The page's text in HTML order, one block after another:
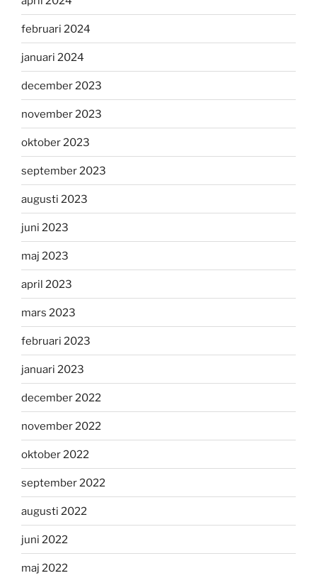
februari 2024
januari 2024
december 2023
november 2023
oktober 2023
september 2023
augusti 2023
juni 2023
maj 2023
april 2023
mars 2023
februari 2023
januari 2023
december 2022
november 2022
oktober 2022
september 2022
augusti 2022
juni 2022
maj 2022